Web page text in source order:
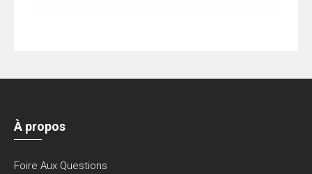
À propos
Foire Aux Questions